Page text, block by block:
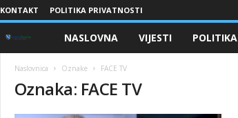
KONTAKT POLITIKA PRIVATNOSTI
r
a
NASLOVNA VIJESTI POLITIKA
Naslovnica Oznake FACE TV
Oznaka: FACE TV